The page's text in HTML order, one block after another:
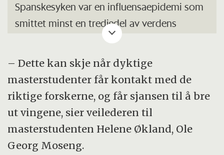
Spanskesyken var en influensaepidemi som
smittet minst en tredjedel av verdens
befolkning i perioden 1918-1920. Mellom 50
og 100 millioner, opp mot fem prosent av
verdens befolkning, ble så syke at de døde.
Det døde altså flere mennesker av denne
influensaen som herjet for hundre år siden
enn under første verdenskrig og andre
verdenskrig samlet. Her i landet tok
– Dette kan skje når dyktige
masterstudenter får kontakt med de
riktige forskerne, og får sjansen til å bre
ut vingene, sier veilederen til
masterstudenten Helene Økland, Ole
Georg Moseng.